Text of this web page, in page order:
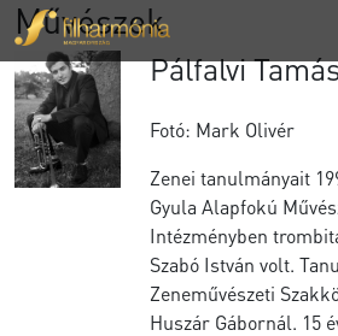
Művészek
Pálfalvi
Fotó: Mark Olivér
Zenei tanulmányait
Gyula Alapfokú
Intézményben
Szabó István volt.
Zeneművészeti
Huszár Gábornál. 15